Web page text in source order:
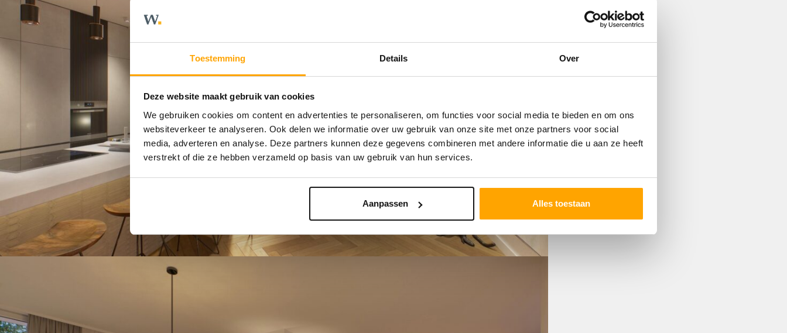
Toestemming Details Over
Deze website maakt gebruik van cookies
We gebruiken cookies om content en advertenties te personaliseren, om functies voor social media te bieden en om ons
websiteverkeer te analyseren. Ook delen we informatie over uw gebruik van onze site met onze partners voor social
media, adverteren en analyse. Deze partners kunnen deze gegevens combineren met andere informatie die u aan ze heeft
verstrekt of die ze hebben verzameld op basis van uw gebruik van hun services.
Aanpassen Alles toestaan